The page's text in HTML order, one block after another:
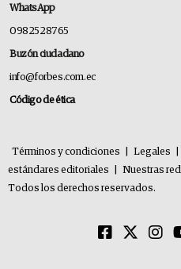
WhatsApp
0982528765
Buzón ciudadano
info@forbes.com.ec
Código de ética
Términos y condiciones Legales
estándares editoriales
Nuestras
Todos los derechos reservados.